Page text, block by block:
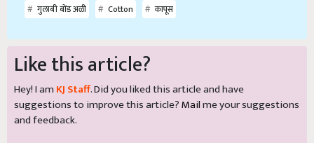
गुलाबी बोंड अळी
Cotton कापूस
Like this article?
Hey! I am KJ Staff. Did you liked this article and have
suggestions to improve this article?Mailme your suggestions
and feedback.